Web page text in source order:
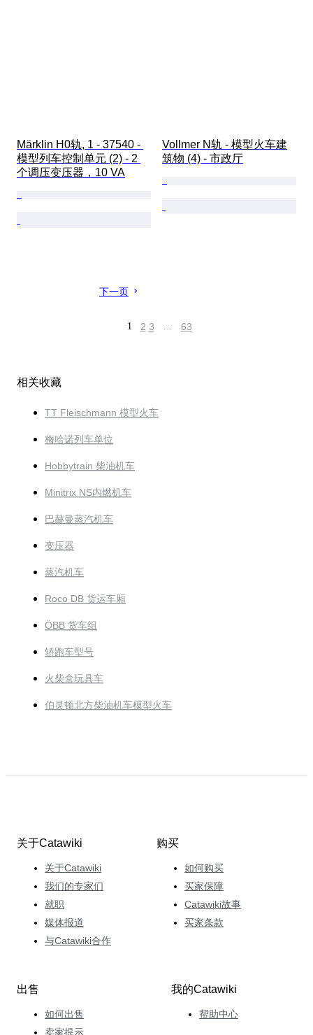
Märklin H0轨, 1 - 37540 -
模型列车控制单元 (2) - 2
个调压变压器，10 VA
Vollmer N轨 - 模型火车建
筑物 (4) - 市政厅
下一页
1 2 3 … 63
相关收藏
TT Fleischmann 模型火车
梅哈诺列车单位
Hobbytrain 柴油机车
Minitrix NS内燃机车
巴赫曼蒸汽机车
变压器
蒸汽机车
Roco DB 货运车厢
ÖBB 货车组
轿跑车型号
火柴盒玩具车
伯灵顿北方柴油机车模型火车
关于Catawiki
关于Catawiki
我们的专家们
就职
媒体报道
与Catawiki合作
购买
如何购买
买家保障
Catawiki故事
买家条款
出售
如何出售
卖家提示
我的Catawiki
帮助中心